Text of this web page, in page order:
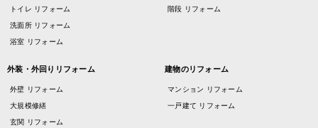
トイレ リフォーム
洗面所 リフォーム
浴室 リフォーム
階段 リフォーム
外装・外回りリフォーム
外壁 リフォーム
大規模修繕
玄関 リフォーム
建物のリフォーム
マンション リフォーム
一戸建て リフォーム